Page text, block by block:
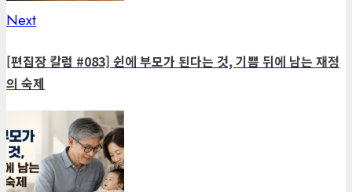
NextNext
[편집장 칼럼 #083] 쉰에 부모가 된다는 것, 기쁨 뒤에 남는 재정
의 숙제